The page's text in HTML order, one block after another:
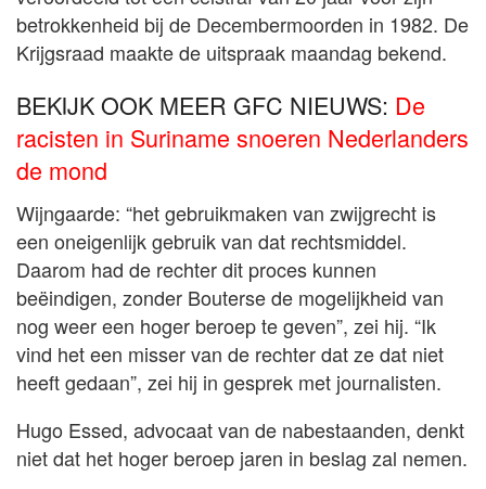
betrokkenheid bij de Decembermoorden in 1982. De
Krijgsraad maakte de uitspraak maandag bekend.
BEKIJK OOK MEER GFC NIEUWS: De
racisten in Suriname snoeren Nederlanders
de mond
Wijngaarde: “het gebruikmaken van zwijgrecht is
een oneigenlijk gebruik van dat rechtsmiddel.
Daarom had de rechter dit proces kunnen
beëindigen, zonder Bouterse de mogelijkheid van
nog weer een hoger beroep te geven”, zei hij. “Ik
vind het een misser van de rechter dat ze dat niet
heeft gedaan”, zei hij in gesprek met journalisten.
Hugo Essed, advocaat van de nabestaanden, denkt
niet dat het hoger beroep jaren in beslag zal nemen.